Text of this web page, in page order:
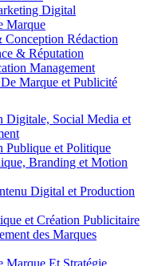
Digital
Marque
Rédaction
& Réputation
Management
Marque et Publicité
Social Media et
et Politique
Branding et Motion
Digital et Production
et Création Publicitaire
des Marques
Marque Et Stratégie